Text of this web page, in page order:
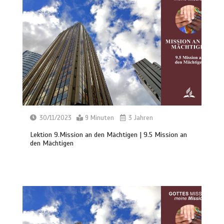
30/11/2023 9 Minuten 3 Jahren
Lektion 9.Mission an den Mächtigen | 9.5 Mission an
den Mächtigen